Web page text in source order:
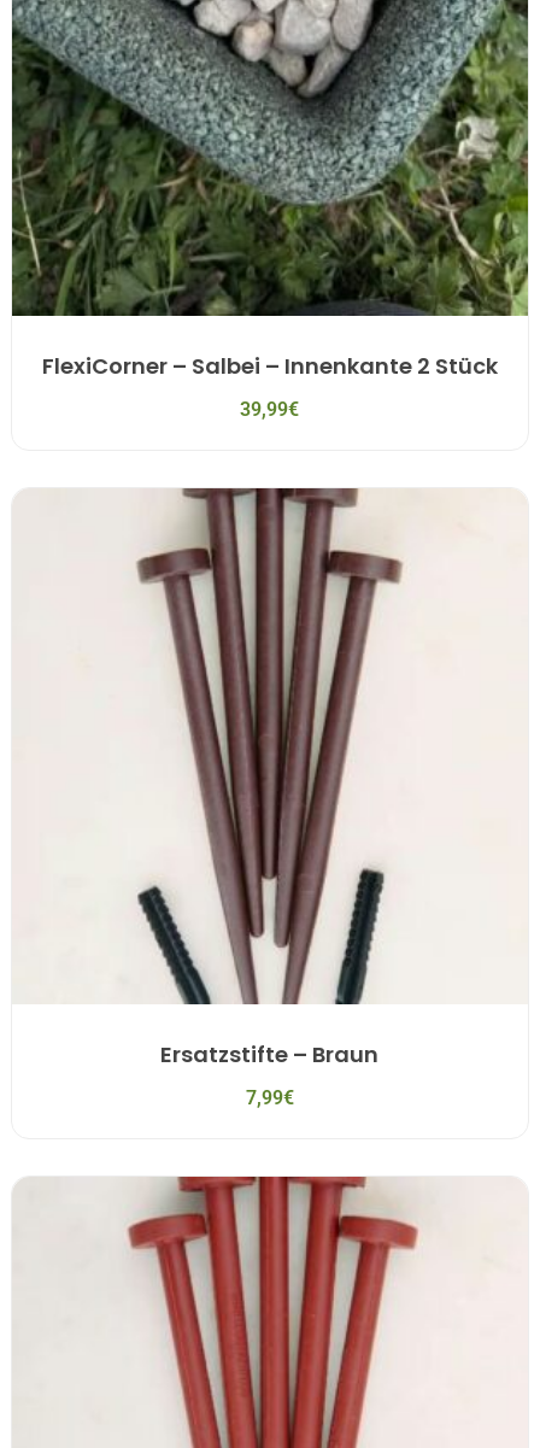
FlexiCorner – Salbei – Innenkante 2 Stück
39,99€
Ersatzstifte – Braun
7,99€